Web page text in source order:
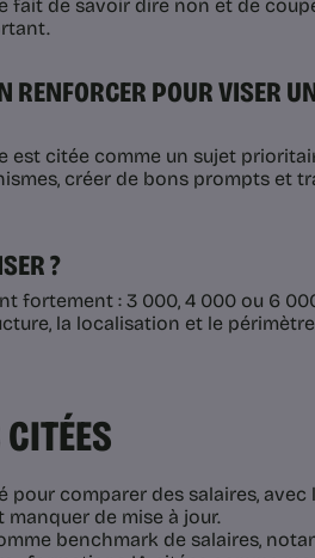
fait de savoir dire non et de
RENFORCER POUR VISER
est citée comme un sujet
créer de bons prompts et
?
fortement : 3 000, 4 000 ou 6
la localisation et le
pour comparer des salaires, avec
de mise à jour.
benchmark de salaires,